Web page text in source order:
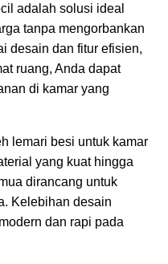
adalah solusi ideal
tanpa mengorbankan
desain dan fitur efisien,
ruang, Anda dapat
di kamar yang
lemari besi untuk kamar
yang kuat hingga
dirancang untuk
Kelebihan desain
dan rapi pada